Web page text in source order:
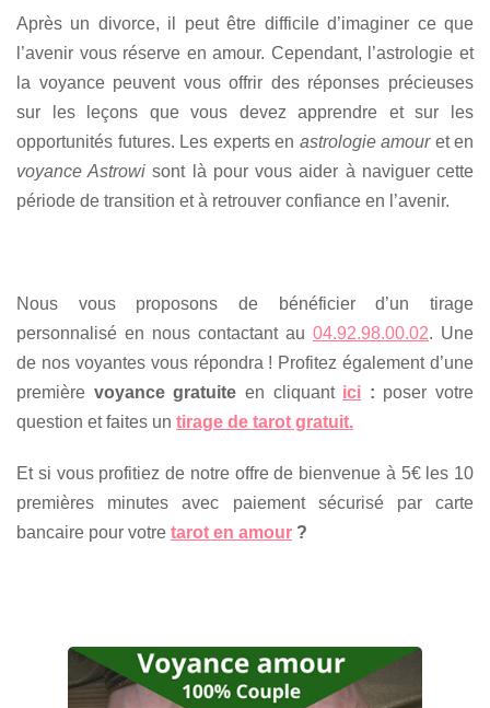
Après un divorce, il peut être difficile d’imaginer ce que
l’avenir vous réserve en amour. Cependant, l’astrologie et
la voyance peuvent vous offrir des réponses précieuses
sur les leçons que vous devez apprendre et sur les
opportunités futures. Les experts en astrologie amouret en
voyance Astrowi sont là pour vous aider à naviguer cette
période de transition et à retrouver confiance en l’avenir.
Nous vous proposons de bénéficier d’un tirage
personnalisé en nous contactant au 04.92.98.00.02. Une
de nos voyantes vous répondra ! Profitez également d’une
première voyance gratuite en cliquant ici : poser votre
question et faites un tirage de tarot gratuit.
Et si vous profitiez de notre offre de bienvenue à 5€ les 10
premières minutes avec paiement sécurisé par carte
bancaire pour votre tarot en amour ?